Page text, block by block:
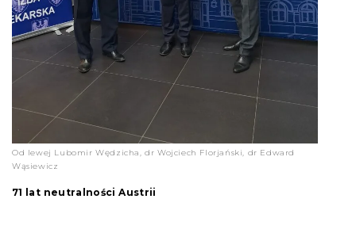
Od lewej Lubomir Wędzicha, dr Wojciech Florjański, dr Edward
Wąsiewicz
71 lat neutralności Austrii